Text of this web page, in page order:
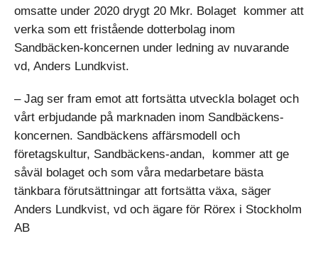
omsatte under 2020 drygt 20 Mkr. Bolaget kommer att
verka som ett fristående dotterbolag inom
Sandbäcken-koncernen under ledning av nuvarande
vd, Anders Lundkvist.
– Jag ser fram emot att fortsätta utveckla bolaget och
vårt erbjudande på marknaden inom Sandbäckens-
koncernen. Sandbäckens affärsmodell och
företagskultur, Sandbäckens-andan, kommer att ge
såväl bolaget och som våra medarbetare bästa
tänkbara förutsättningar att fortsätta växa, säger
Anders Lundkvist, vd och ägare för Rörex i Stockholm
AB